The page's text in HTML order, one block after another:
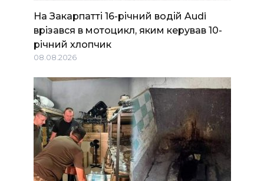
На Закарпатті 16-річний водій Audi
врізався в мотоцикл, яким керував 10-
річний хлопчик
08.08.2026